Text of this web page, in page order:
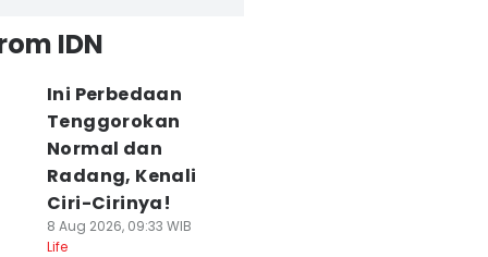
IDN
Ini Perbedaan
Tenggorokan
Normal dan
Radang, Kenali
Ciri-Cirinya!
8 Aug 2026, 09:33 WIB
Life